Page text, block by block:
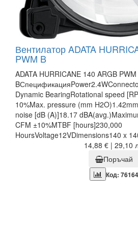
Вентилатор ADATA
PWM B
ADATA HURRICANE 140 ARGB PWM
Dynamic BearingRotational speed
10%Max. pressure (mm
noise [dB (A)]18.17
CFM ±10%MTBF [hours]230,000
HoursVoltage12VDimensions140 x
14,88 € | 29,10
Поръчай
Код: 76164